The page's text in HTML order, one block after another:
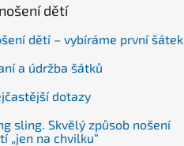
dětí
dětí – vybíráme první šátek
a údržba šátků
dotazy
sling. Skvělý způsob nošení
„jen na chvilku“